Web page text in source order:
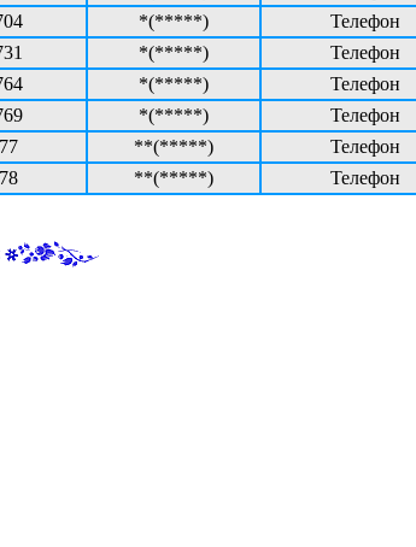
*(*****)
Телефон
*(*****)
Телефон
*(*****)
Телефон
*(*****)
Телефон
**(*****)
Телефон
**(*****) Телефон